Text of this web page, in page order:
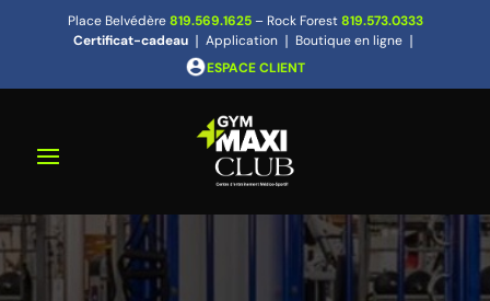
Place Belvédère819.569.1625– Rock Forest819.573.0333
Certificat-cadeau ❘ Application ❘ Boutique en ligne ❘
ESPACE CLIENT